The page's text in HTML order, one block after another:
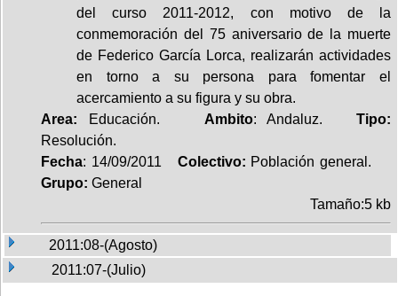
del curso 2011-2012, con motivo de la
conmemoración del 75 aniversario de la muerte
de Federico García Lorca, realizarán actividades
en torno a su persona para fomentar el
acercamiento a su figura y su obra.
Area: Educación. Ambito: Andaluz.Tipo:
Resolución.
Fecha: 14/09/2011 Colectivo: Población general.
Grupo: General
Tamaño:5 kb
2011:08-(Agosto)
2011:07-(Julio)